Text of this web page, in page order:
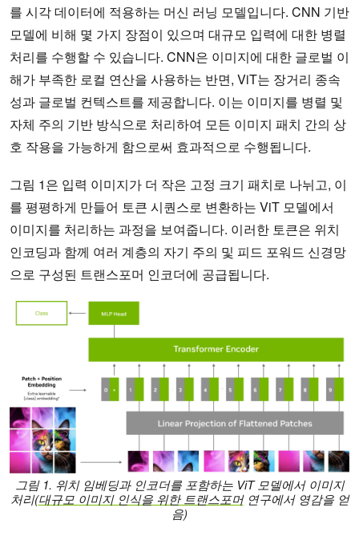
를 시각 데이터에 적용하는 머신 러닝 모델입니다. CNN 기반
모델에 비해 몇 가지 장점이 있으며 대규모 입력에 대한 병렬
처리를 수행할 수 있습니다. CNN은 이미지에 대한 글로벌 이
해가 부족한 로컬 연산을 사용하는 반면, ViT는 장거리 종속
성과 글로벌 컨텍스트를 제공합니다. 이는 이미지를 병렬 및
자체 주의 기반 방식으로 처리하여 모든 이미지 패치 간의 상
호 작용을 가능하게 함으로써 효과적으로 수행됩니다.
그림 1은 입력 이미지가 더 작은 고정 크기 패치로 나뉘고, 이
를 평평하게 만들어 토큰 시퀀스로 변환하는 ViT 모델에서
이미지를 처리하는 과정을 보여줍니다. 이러한 토큰은 위치
인코딩과 함께 여러 계층의 자기 주의 및 피드 포워드 신경망
으로 구성된 트랜스포머 인코더에 공급됩니다.
그림 1. 위치 임베딩과 인코더를 포함하는 ViT 모델에서 이미지
처리(대규모 이미지 인식을 위한 트랜스포머연구에서 영감을 얻
음)